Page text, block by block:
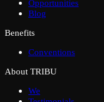
Opportunities
Blog
Benefits
Conventions
About TRIBU
We